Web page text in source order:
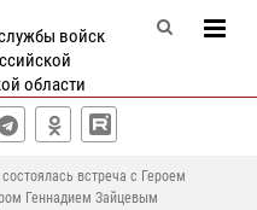
войск
области
встреча с Героем
Геннадием Зайцевым